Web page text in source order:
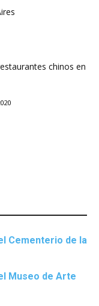
chinos en
Cementerio de la
Museo de Arte